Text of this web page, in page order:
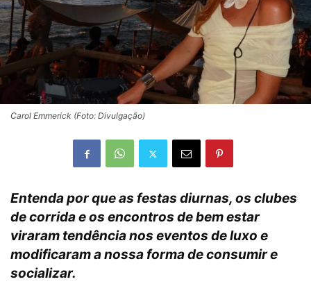
Carol Emmerick (Foto: Divulgação)
Entenda por que as festas diurnas, os clubes
de corrida e os encontros de bem estar
viraram tendência nos eventos de luxo e
modificaram a nossa forma de consumir e
socializar.